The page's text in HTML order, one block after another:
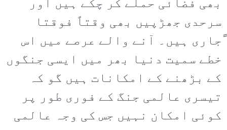
سرحدی جھڑپیں بھی وقتاً فوقتا
ًجاری ہیں۔ آنے والے عرصے میں اس
خطے سمیت دنیا بھر میں ایسی جنگوں
کے بڑھنے کے امکانات ہیں گو کہ
تیسری عالمی جنگ کے فوری طور پر
کوئی امکان نہیں جس کی وجہ عالمی